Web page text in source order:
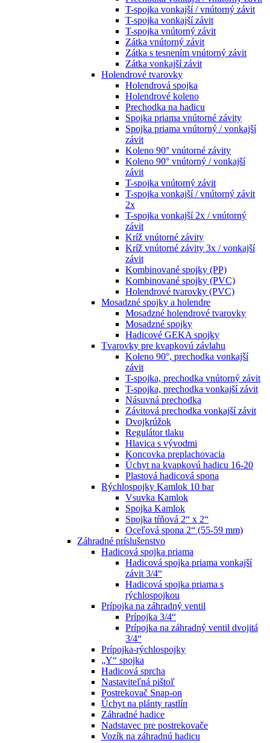
T-spojka vonkajší / vnútorný závit
T-spojka vonkajší závit
T-spojka vnútorný závit
Zátka vnútorný závit
Zátka s tesnením vnútorný závit
Zátka vonkajší závit
Holendrové tvarovky
Holendrová spojka
Holendrové koleno
Prechodka na hadicu
Spojka priama vnútorné závity
Spojka priama vnútorný / vonkajší
závit
Koleno 90° vnútorné závity
Koleno 90° vnútorný / vonkajší
závit
T-spojka vnútorný závit
T-spojka vonkajší / vnútorný závit
2x
T-spojka vonkajší 2x / vnútorný
závit
Kríž vnútorné závity
Kríž vnútorné závity 3x / vonkajší
závit
Kombinované spojky (PP)
Kombinované spojky (PVC)
Holendrové tvarovky (PVC)
Mosadzné spojky a holendre
Mosadzné holendrové tvarovky
Mosadzné spojky
Hadicové GEKA spojky
Tvarovky pre kvapkovú závlahu
Koleno 90°, prechodka vonkajší
závit
T-spojka, prechodka vnútorný závit
T-spojka, prechodka vonkajší závit
Násuvná prechodka
Závitová prechodka vonkajší závit
Dvojkrúžok
Regulátor tlaku
Hlavica s vývodmi
Koncovka preplachovacia
Úchyt na kvapkovú hadicu 16-20
Plastová hadicová spona
Rýchlospojky Kamlok 10 bar
Vsuvka Kamlok
Spojka Kamlok
Spojka tŕňová 2“ x 2“
Oceľová spona 2“ (55-59 mm)
Záhradné príslušenstvo
Hadicová spojka priama
Hadicová spojka priama vonkajší
závit 3/4“
Hadicová spojka priama s
rýchlospojkou
Prípojka na záhradný ventil
Prípojka 3/4“
Prípojka na záhradný ventil dvojitá
3/4“
Prípojka-rýchlospojky
„Y“ spojka
Hadicová sprcha
Nastaviteľná pištoľ
Postrekovač Snap-on
Úchyt na plánty rastlín
Záhradné hadice
Nadstavec pre postrekovače
Vozík na záhradnú hadicu